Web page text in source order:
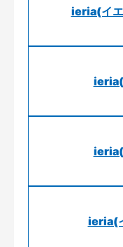
ieria(イ
ieria(
ieria(
ieria(